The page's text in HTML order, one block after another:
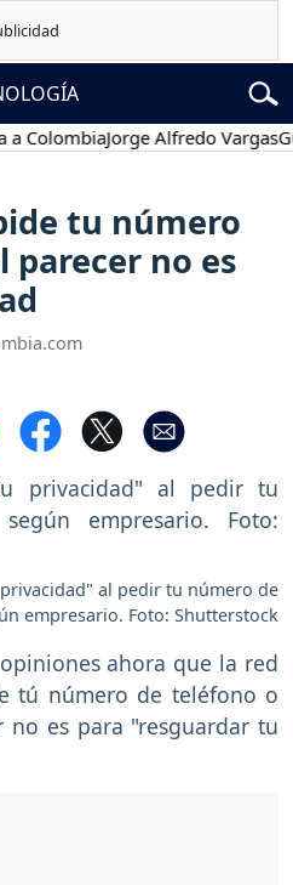
Jorge Alfredo Vargas
tu número
parecer no es
al pedir tu número de
empresario. Foto: Shutterstock
ahora que la red
tú número de teléfono o
no es para "resguardar tu